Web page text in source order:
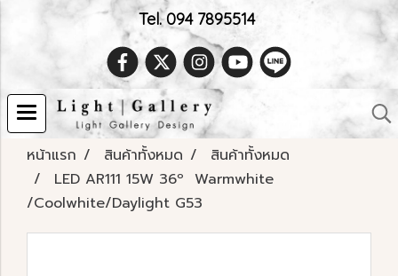
Tel. 094 7895514
หน้าแรก สินค้าทั้งหมด
สินค้าทั้งหมด
LED AR111 15W 36º Warmwhite
/Coolwhite/Daylight G53